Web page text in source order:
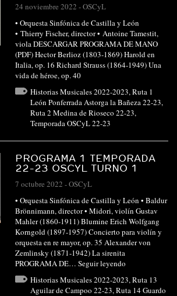
24 noviembre 2022 -OSCyL
• Orquesta Sinfónica de Castilla y León
• Thierry Fischer, director • Antoine Tamestit,
viola DESCARGAR PROGRAMA DE MANO
(PDF) Hector Berlioz (1803-1869) Harold en
Italia, op. 16 Richard Strauss (1864-1949) Una
vida de héroe, op. 40
Historias Musicales 2022-2023, Ruta 1
León Ponferrada Astorga la Bañeza 22-23,
Ruta 2 Medina de Rioseco 22-23,
Temporada OSCyL 22-23
PROGRAMA 1 TEMPORADA
22-23 OSCYL TURNO 1
7 octubre 2022 -OSCyL
• Orquesta Sinfónica de Castilla y León • Baldur
Brönnimann, director • Midori, violín Gustav
Mahler (1860-1911) Blumine Erich Wolfgang
Korngold (1897-1957) Concierto para violín y
orquesta en re mayor, op. 35 Alexander von
Zemlinsky (1871-1942) La sirenita
PROGRAMA DE… Seguir leyendo
Historias Musicales 2022-2023,Ruta 13
Aguilar de Campoo 22-23,Ruta 14 Guardo